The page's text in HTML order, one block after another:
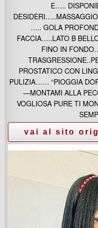
E…..
….. GOLA
FACCIA…..LATO B
FINO IN
PROSTATICO CON
PULIZIA…… “PIOGGIA
—MONTAMI ALLA
VOGLIOSA PURE TI